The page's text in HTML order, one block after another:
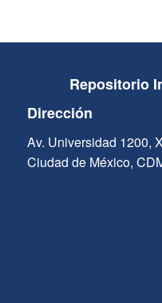
Repositorio
Dirección
Av. Universidad 1200,
Ciudad de México,